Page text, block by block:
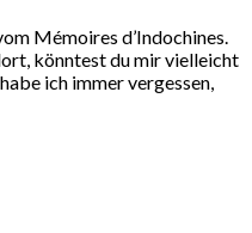
Mémoires d’Indochines.
könntest du mir vielleicht
ich immer vergessen,